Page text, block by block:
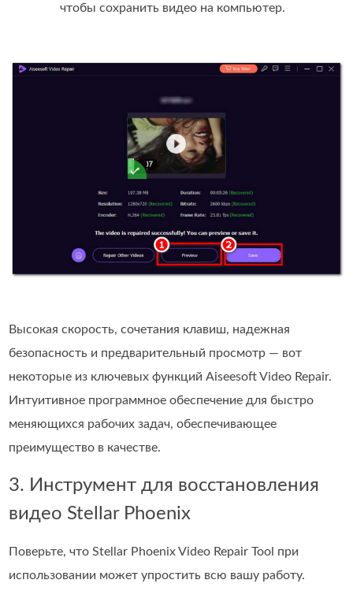
чтобы сохранить видео на компьютер.
Высокая скорость, сочетания клавиш, надежная
безопасность и предварительный просмотр — вот
некоторые из ключевых функций Aiseesoft Video Repair.
Интуитивное программное обеспечение для быстро
меняющихся рабочих задач, обеспечивающее
преимущество в качестве.
3. Инструмент для восстановления
видео Stellar Phoenix
Поверьте, что Stellar Phoenix Video Repair Tool при
использовании может упростить всю вашу работу.